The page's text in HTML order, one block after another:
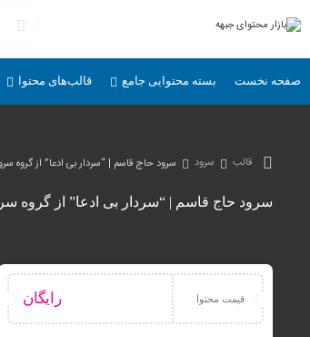
صفحه نخست بسته محتوایی جامع قالب‌های محتوا
قالب سرود سرود حاج قاسم | “سردار بی ادعا” از گروه
سرود حاج قاسم | “سردار بی ادعا” از گروه
قیمت محتوا رایگان